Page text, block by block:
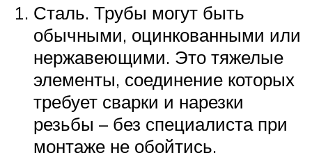
Сталь. Трубы могут быть
обычными, оцинкованными или
нержавеющими. Это тяжелые
элементы, соединение которых
требует сварки и нарезки
резьбы – без специалиста при
монтаже не обойтись.